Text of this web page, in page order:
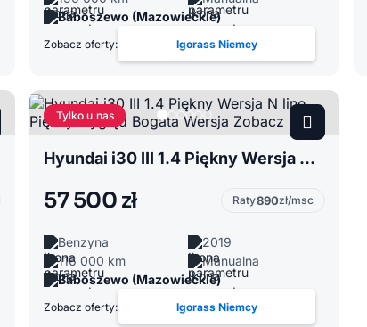
Baboszewo (Mazowieckie)
Zobacz oferty: Igorass Niemcy
Tylko u nas
Hyundai i30 III 1.4 Piękny Wersja N line Piękny wygląd Bogata Wersja Zobacz
57 500 zł Raty890zł/msc
Benzyna
2019
116 000 km
Manualna
Baboszewo (Mazowieckie)
Zobacz oferty: Igorass Niemcy